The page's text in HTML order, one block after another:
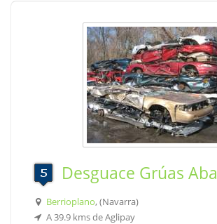
Desguace Grúas
Berrioplano, (Navarra)
A 39.9 kms de Aglipay